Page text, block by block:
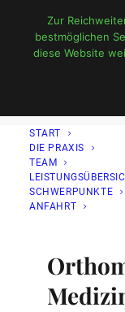
START
DIE PRAXIS
TEAM
SCHWERPUNKTE
ANFAHRT
Zur
bestmöglichen
diese Website